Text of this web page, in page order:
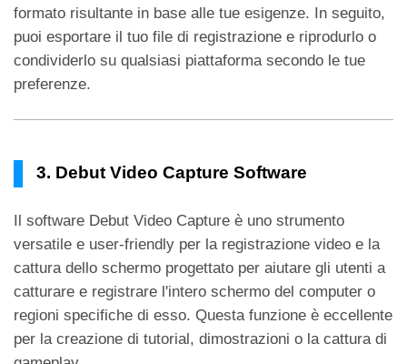
formato risultante in base alle tue esigenze. In seguito,
puoi esportare il tuo file di registrazione e riprodurlo o
condividerlo su qualsiasi piattaforma secondo le tue
preferenze.
3. Debut Video Capture Software
Il software Debut Video Capture è uno strumento
versatile e user-friendly per la registrazione video e la
cattura dello schermo progettato per aiutare gli utenti a
catturare e registrare l'intero schermo del computer o
regioni specifiche di esso. Questa funzione è eccellente
per la creazione di tutorial, dimostrazioni o la cattura di